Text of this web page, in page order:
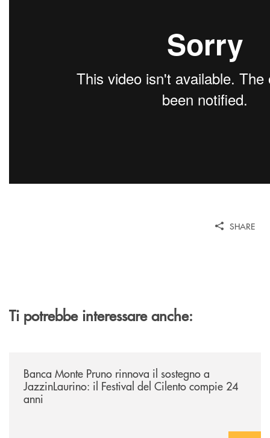
SHARE
Ti potrebbe interessare anche:
Banca Monte Pruno rinnova il sostegno a
JazzinLaurino: il Festival del Cilento compie 24
anni